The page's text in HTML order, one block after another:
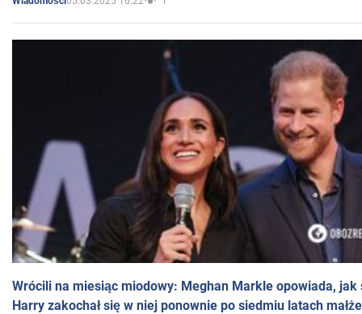
Wrócili na miesiąc miodowy: Meghan Markle opowiada, jak
Harry zakochał się w niej ponownie po siedmiu latach